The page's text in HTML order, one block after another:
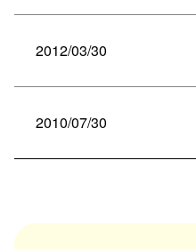
2012/03/30
2010/07/30